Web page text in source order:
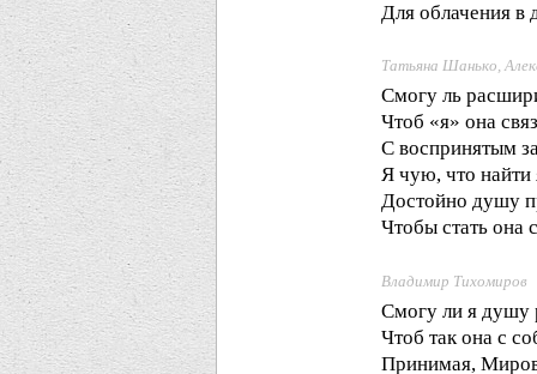
Для облачения в
Татьяна Шанько,
Смогу ль
Чтоб «я» она
С воспринятым
Я чую, что найти
Достойно душу
Чтобы стать она
Владимир Тихомиров
Смогу ли я душу
Чтоб так она с
Принимая,